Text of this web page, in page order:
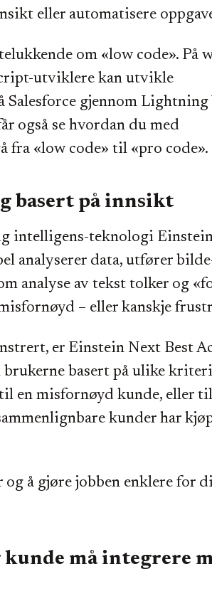
eller automatisere
om «low code». På
utviklere kan utvikle
Salesforce gjennom Lightning
også se hvordan du med
fra «low code» til «pro code».
basert på innsikt
intelligens-teknologi
analyserer data, utfører
analyse av tekst tolker og
– eller kanskje
er Einstein Next Best
basert på ulike
en misfornøyd kunde, eller
kunder har
å gjøre jobben enklere for
må integrere